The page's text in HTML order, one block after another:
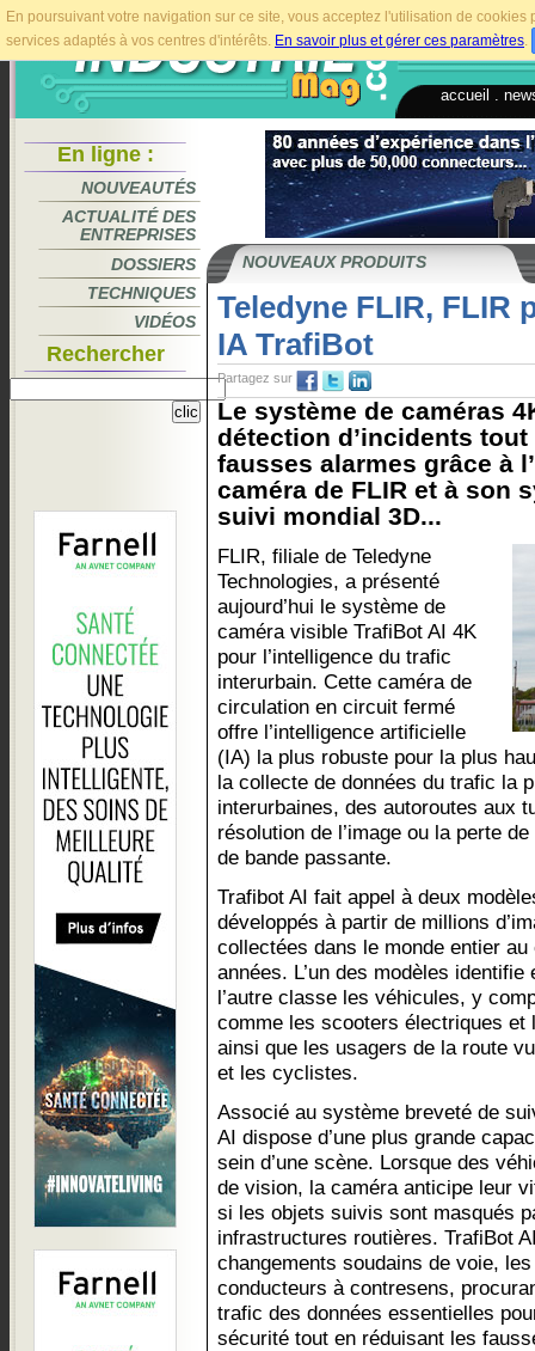
En poursuivant votre navigation sur ce site, vous acceptez l'utilisation de
services adaptés à vos centres d'intérêts. En savoir plus et gérer ces paramètres.
accueil
En ligne :
NOUVEAUTÉS
ACTUALITÉ DES
ENTREPRISES
DOSSIERS
TECHNIQUES
VIDÉOS
Rechercher
NOUVEAUX PRODUITS
Teledyne FLIR, FLIR
IA TrafiBot
Partagez sur
Le système de caméras
détection d’incidents
fausses alarmes grâce à
caméra de FLIR et à son
suivi mondial 3D...
FLIR, filiale de Teledyne
Technologies, a présenté
aujourd’hui le système de
caméra visible TrafiBot AI 4K
pour l’intelligence du trafic
interurbain. Cette caméra de
circulation en circuit fermé
offre l’intelligence artificielle
(IA) la plus robuste pour la plus
la collecte de données du trafic la
interurbaines, des autoroutes aux
résolution de l’image ou la perte
de bande passante.
Trafibot AI fait appel à deux
développés à partir de millions
collectées dans le monde entier
années. L’un des modèles
l’autre classe les véhicules, y
comme les scooters électriques
ainsi que les usagers de la route
et les cyclistes.
Associé au système breveté de
AI dispose d’une plus grande
sein d’une scène. Lorsque des
de vision, la caméra anticipe leur
si les objets suivis sont masqués
infrastructures routières. TrafiBot
changements soudains de voie,
conducteurs à contresens,
trafic des données essentielles
sécurité tout en réduisant les